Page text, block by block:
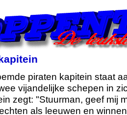
piraten kapitein staat
vijandelijke schepen in
zegt: "Stuurman, geef mij
als leeuwen en